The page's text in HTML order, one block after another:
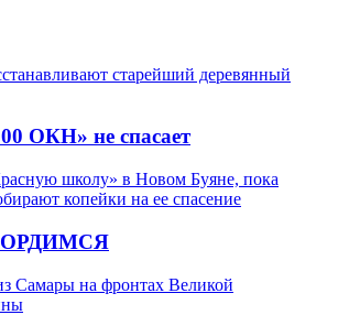
старейший деревянный
ОКН» не спасает
школу» в Новом Буяне, пока
копейки на ее спасение
Самары на фронтах Великой